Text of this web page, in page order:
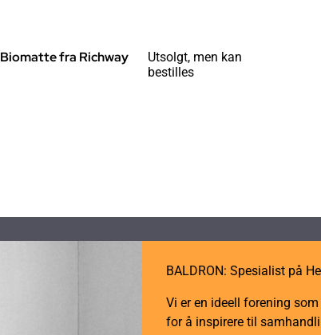
Biomatte fra Richway
Utsolgt, men kan
bestilles
BALDRON: Spesialist på
Vi er en ideell forening
for å inspirere til